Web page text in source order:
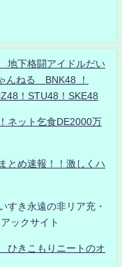
下格闘アイドルだい
んねる BNK48 ！
！STU48！SKE48
ネット乞食DE2000万
とめ速報！！激しくハ
すき永遠の非リア充・
ックサイト
ひきこもりニートのオ